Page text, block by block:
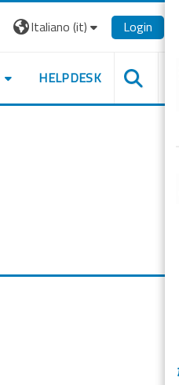
Italiano ‎(it)‎ Login
HELPDESK